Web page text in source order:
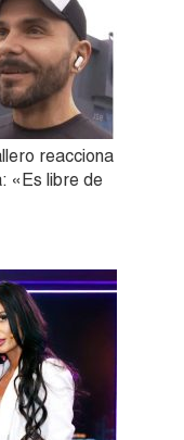
reacciona
«Es libre de